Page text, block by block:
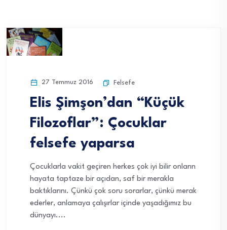
27 Temmuz 2016 Felsefe
Elis Şimşon’dan “Küçük
Filozoflar”: Çocuklar
felsefe yaparsa
Çocuklarla vakit geçiren herkes çok iyi bilir onların
hayata taptaze bir açıdan, saf bir merakla
baktıklarını. Çünkü çok soru sorarlar, çünkü merak
ederler, anlamaya çalışırlar içinde yaşadığımız bu
dünyayı....